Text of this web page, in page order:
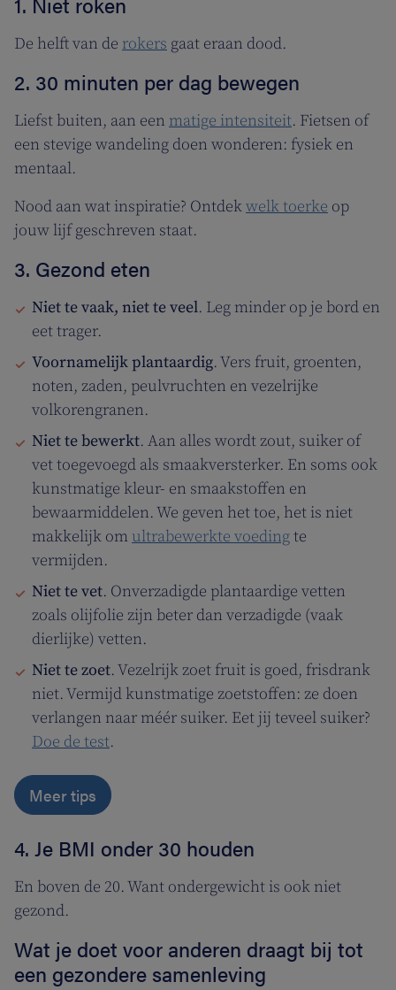
De helft van de rokers gaat eraan dood.
2. 30 minuten per dag bewegen
Liefst buiten, aan een matige intensiteit. Fietsen of
een stevige wandeling doen wonderen: fysiek en
mentaal.
Nood aan wat inspiratie? Ontdekwelk toerke op
jouw lijf geschreven staat.
3. Gezond eten
Niet te vaak, niet te veel. Leg minder op je bord en
eet trager.
Voornamelijk plantaardig. Vers fruit, groenten,
noten, zaden, peulvruchten en vezelrijke
volkorengranen.
Niet te bewerkt. Aan alles wordt zout, suiker of
vet toegevoegd als smaakversterker. En soms ook
kunstmatige kleur- en smaakstoffen en
bewaarmiddelen. We geven het toe, het is niet
makkelijk om ultrabewerkte voedingte
vermijden.
Niet te vet. Onverzadigde plantaardige vetten
zoals olijfolie zijn beter dan verzadigde (vaak
dierlijke) vetten.
Niet te zoet. Vezelrijk zoet fruit is goed, frisdrank
niet. Vermijd kunstmatige zoetstoffen: ze doen
verlangen naar méér suiker. Eet jij teveel suiker?
Doe de test.
Meer tips
4. Je BMI onder 30 houden
En boven de 20. Want ondergewicht is ook niet
gezond.
Wat je doet voor anderen draagt bij tot
een gezondere samenleving